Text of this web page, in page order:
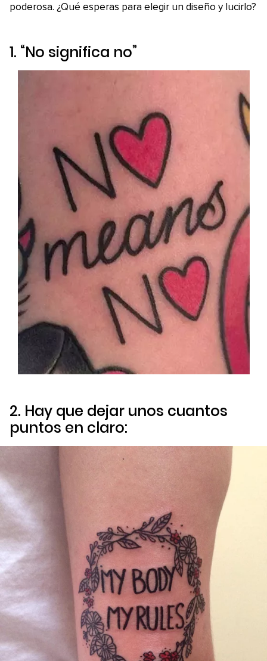
poderosa. ¿Qué esperas para elegir un diseño y lucirlo?
1. “No significa no”
2. Hay que dejar unos cuantos
puntos en claro: